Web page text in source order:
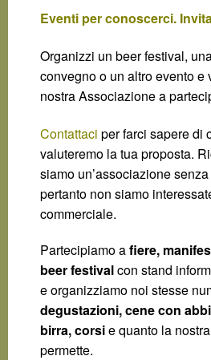
Eventi per conoscerci.
Organizzi un beer festival,
convegno o un altro evento e
nostra Associazione a
Contattaci per farci sapere di
valuteremo la tua proposta.
siamo un’associazione
pertanto non siamo
commerciale.
Partecipiamo afiere,
beer festivalcon stand
e organizziamo noi stesse
degustazioni, cene con
birra, corsie quanto la
permette.